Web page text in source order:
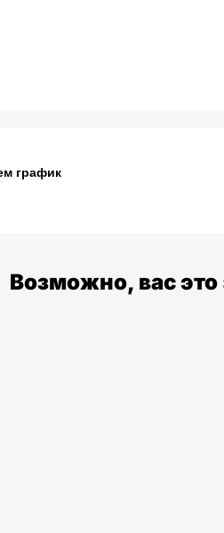
график
Возможно, вас это